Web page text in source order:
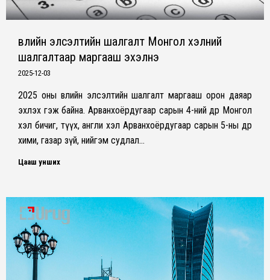
Өвлийн элсэлтийн шалгалт Монгол хэлний
шалгалтаар маргааш эхэлнэ
2025-12-03
2025 оны өвлийн элсэлтийн шалгалт маргааш орон даяар
эхлэх гэж байна. Арванхоёрдугаар сарын 4-ний өдөр Монгол
хэл бичиг, түүх, англи хэл Арванхоёрдугаар сарын 5-ны өдөр
хими, газар зүй, нийгэм судлал…
Цааш унших